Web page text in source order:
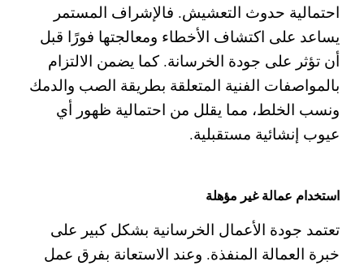
احتمالية حدوث التعشيش. فالإشراف المستمر
يساعد على اكتشاف الأخطاء ومعالجتها فورًا قبل
أن تؤثر على جودة الخرسانة. كما يضمن الالتزام
بالمواصفات الفنية المتعلقة بطريقة الصب والدمك
ونسب الخلط، مما يقلل من احتمالية ظهور أي
عيوب إنشائية مستقبلية.
استخدام عمالة غير مؤهلة
تعتمد جودة الأعمال الخرسانية بشكل كبير على
خبرة العمالة المنفذة. وعند الاستعانة بفرق عمل